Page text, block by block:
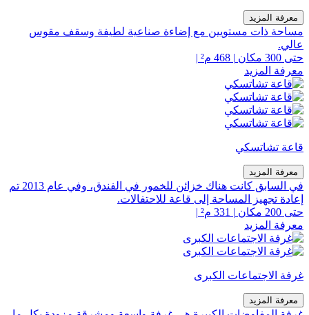
معرفة المزيد
مساحة ذات مستويين مع إضاءة صناعية لطيفة وسقف مقوس
عالي.
حتى 300 مكان
| 468 م²
|
معرفة المزيد
قاعة تشاتسكي
معرفة المزيد
في السابق كانت هناك خزائن للخمور في الفندق، وفي عام 2013 تم
إعادة تجهيز المساحة إلى قاعة للاحتفالات.
حتى 200 مكان
| 331 م²
|
معرفة المزيد
غرفة الاجتماعات الكبرى
معرفة المزيد